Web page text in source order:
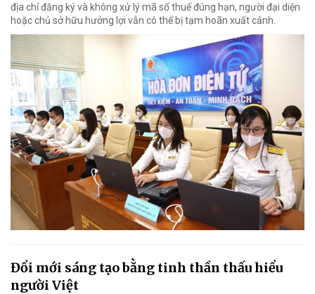
địa chỉ đăng ký và không xử lý mã số thuế đúng hạn, người đại diện
hoặc chủ sở hữu hưởng lợi vẫn có thể bị tạm hoãn xuất cảnh.
Đổi mới sáng tạo bằng tinh thần thấu hiểu
người Việt